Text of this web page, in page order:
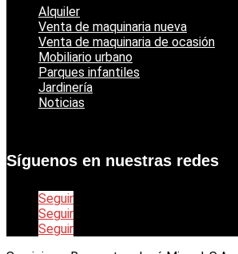
Alquiler
Venta de maquinaria nueva
Venta de maquinaria de ocasión
Mobiliario urbano
Parques infantiles
Jardinería
Noticias
Síguenos en nuestras redes
Seguir
Seguir
Seguir